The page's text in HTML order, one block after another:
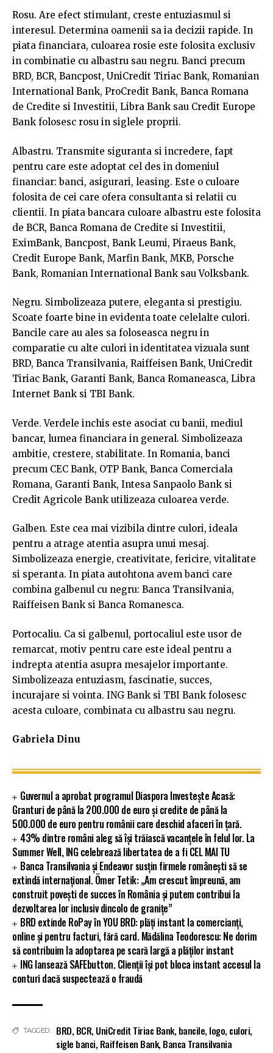
Rosu. Are efect stimulant, creste entuziasmul si
interesul. Determina oamenii sa ia decizii rapide. In
piata financiara, culoarea rosie este folosita exclusiv
in combinatie cu albastru sau negru. Banci precum
BRD, BCR, Bancpost, UniCredit Tiriac Bank, Romanian
International Bank, ProCredit Bank, Banca Romana
de Credite si Investitii, Libra Bank sau Credit Europe
Bank folosesc rosu in siglele proprii.
Albastru. Transmite siguranta si incredere, fapt
pentru care este adoptat cel des in domeniul
financiar: banci, asigurari, leasing. Este o culoare
folosita de cei care ofera consultanta si relatii cu
clientii. In piata bancara culoare albastru este folosita
de BCR, Banca Romana de Credite si Investitii,
EximBank, Bancpost, Bank Leumi, Piraeus Bank,
Credit Europe Bank, Marfin Bank, MKB, Porsche
Bank, Romanian International Bank sau Volksbank.
Negru. Simbolizeaza putere, eleganta si prestigiu.
Scoate foarte bine in evidenta toate celelalte culori.
Bancile care au ales sa foloseasca negru in
comparatie cu alte culori in identitatea vizuala sunt
BRD, Banca Transilvania, Raiffeisen Bank, UniCredit
Tiriac Bank, Garanti Bank, Banca Romaneasca, Libra
Internet Bank si TBI Bank.
Verde. Verdele inchis este asociat cu banii, mediul
bancar, lumea financiara in general. Simbolizeaza
ambitie, crestere, stabilitate. In Romania, banci
precum CEC Bank, OTP Bank, Banca Comerciala
Romana, Garanti Bank, Intesa Sanpaolo Bank si
Credit Agricole Bank utilizeaza culoarea verde.
Galben. Este cea mai vizibila dintre culori, ideala
pentru a atrage atentia asupra unui mesaj.
Simbolizeaza energie, creativitate, fericire, vitalitate
si speranta. In piata autohtona avem banci care
combina galbenul cu negru: Banca Transilvania,
Raiffeisen Bank si Banca Romanesca.
Portocaliu. Ca si galbenul, portocaliul este usor de
remarcat, motiv pentru care este ideal pentru a
indrepta atentia asupra mesajelor importante.
Simbolizeaza entuziasm, fascinatie, succes,
incurajare si vointa. ING Bank si TBI Bank folosesc
acesta culoare, combinata cu albastru sau negru.
Gabriela Dinu
Guvernul a aprobat programul Diaspora Investește Acasă:
Granturi de până la 200.000 de euro și credite de până la
500.000 de euro pentru românii care deschid afaceri în țară.
43% dintre români aleg să își trăiască vacanțele în felul lor. La
Summer Well, ING celebrează libertatea de a fi CEL MAI TU
Banca Transilvania și Endeavor susțin firmele românești să se
extindă internațional. Ömer Tetik: „Am crescut împreună, am
construit povești de succes în România și putem contribui la
dezvoltarea lor inclusiv dincolo de granițe”
BRD extinde RoPay în YOU BRD: plăți instant la comercianți,
online și pentru facturi, fără card. Mădălina Teodorescu: Ne dorim
să contribuim la adoptarea pe scară largă a plăților instant
ING lansează SAFEbutton. Clienții își pot bloca instant accesul la
conturi dacă suspectează o fraudă
TAGGED: BRD, BCR, UniCredit Tiriac Bank, bancile, logo, culori,
sigle banci, Raiffeisen Bank, Banca Transilvania